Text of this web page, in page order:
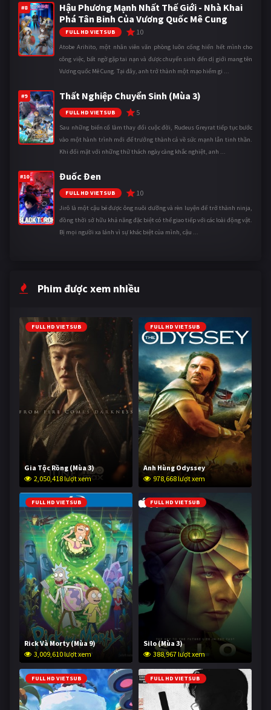
#8
Hậu Phương Mạnh Nhất Thế Giới - Nhà Khai
Phá Tân Binh Của Vương Quốc Mê Cung
FULL HD VIETSUB 10
Atobe Arihito, một nhân viên văn phòng luôn cống hiến hết mình cho
công việc, bất ngờ gặp tai nạn và được chuyển sinh đến dị giới mang tên
Vương quốc Mê Cung. Tại đây, anh trở thành một mạo hiểm gi ...
#9 Thất Nghiệp Chuyển Sinh (Mùa 3)
FULL HD VIETSUB 5
Sau những biến cố làm thay đổi cuộc đời, Rudeus Greyrat tiếp tục bước
vào một hành trình mới để trưởng thành cả về sức mạnh lẫn tinh thần.
Khi đối mặt với những thử thách ngày càng khắc nghiệt, anh ...
#10 Đuốc Đen
FULL HD VIETSUB 10
Jirô là một cậu bé được ông nuôi dưỡng và rèn luyện để trở thành ninja,
đồng thời sở hữu khả năng đặc biệt có thể giao tiếp với các loài động vật.
Bị mọi người xa lánh vì sự khác biệt của mình, cậu ...
Phim được xem nhiều
FULL HD VIETSUB
Gia Tộc Rồng (Mùa 3)
2,050,418 lượt xem
FULL HD VIETSUB
Anh Hùng Odyssey
978,668 lượt xem
FULL HD VIETSUB
Rick Và Morty (Mùa 9)
3,009,610 lượt xem
FULL HD VIETSUB
Silo (Mùa 3)
388,967 lượt xem
FULL HD VIETSUB FULL HD VIETSUB